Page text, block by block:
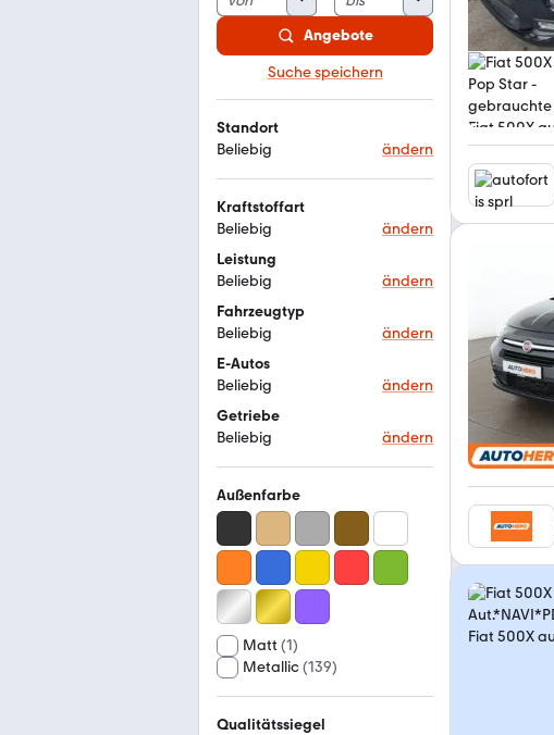
Angebote
Suche speichern
Standort
Beliebig
ändern
Kraftstoffart
Beliebig
ändern
Leistung
Beliebig
ändern
Fahrzeugtyp
Beliebig
ändern
E-Autos
Beliebig
ändern
Getriebe
Beliebig
ändern
Außenfarbe
Matt (1)
Metallic(139)
Qualitätssiegel